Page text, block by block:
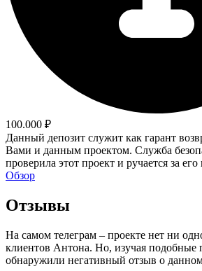
100.000 ₽
Данный депозит служит как гарант
Вами и данным проектом. Служба
проверила этот проект и ручается за
Обзор
Отзывы
На самом телеграм – проекте нет ни
клиентов Антона. Но, изучая
обнаружили негативный отзыв о